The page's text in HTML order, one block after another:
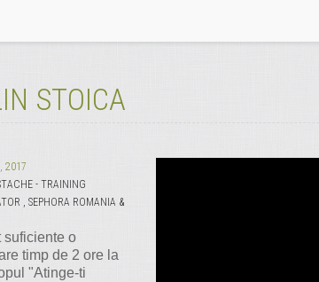
STOICA
2017
- TRAINING
, SEPHORA ROMANIA &
suficiente o
timp de 2 ore la
"Atinge-ti